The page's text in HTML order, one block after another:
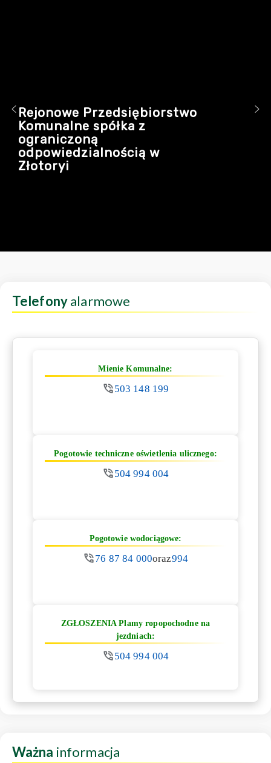
Rejonowe Przedsiębiorstwo
Komunalne spółka z
ograniczoną
odpowiedzialnością w
Złotoryi
Telefonyalarmowe
Mienie Komunalne:
503 148 199
Pogotowie techniczne oświetlenia ulicznego:
504 994 004
Pogotowie wodociągowe:
76 87 84 000oraz994
ZGŁOSZENIA Plamy ropopochodne na
jezdniach:
504 994 004
Ważna informacja